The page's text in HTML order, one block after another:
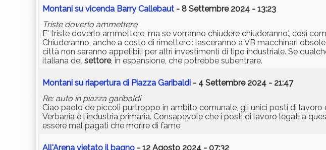
Montani su vicenda Barry Callebaut - 8 Settembre 2024 - 13:23
Triste doverlo ammettere
E' triste doverlo ammettere, ma se vorranno chiudere chiuderanno.', così
Chiuderanno, anche a costo di rimetterci: lasceranno a VB macchinari
città non saranno appetibili per altri investimenti di tipo industriale. Se
italiana del settore, in espansione, che potrebbe subentrare.
Montani su riapertura di Piazza Garibaldi - 4 Settembre 2024 - 21:47
Re: auto in piazza garibaldi
Ciao paolo de piccoli purtroppo in ambito comunale, gli unici posti di
Verbania è l'industria primaria. Consapevole che i posti di lavoro legati a
essere mal pagati che morire di fame
All'Arena vietato il bagno - 12 Agosto 2024 - 07:32